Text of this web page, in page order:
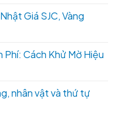
Giá SJC, Vàng
Phí: Cách Khử Mờ Hiệu
nhân vật và thứ tự